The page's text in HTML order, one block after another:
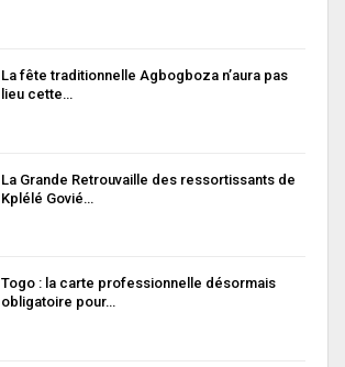
La fête traditionnelle Agbogboza n’aura pas
lieu cette…
La Grande Retrouvaille des ressortissants de
Kplélé Govié…
Togo : la carte professionnelle désormais
obligatoire pour…